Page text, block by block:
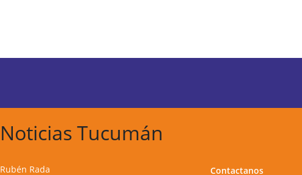
Noticias Tucumán
Rubén Rada Contactanos